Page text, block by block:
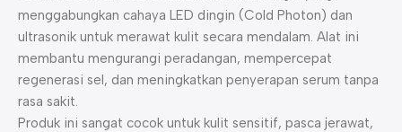
menggabungkan cahaya LED dingin (Cold Photon) dan
ultrasonik untuk merawat kulit secara mendalam. Alat ini
membantu mengurangi peradangan, mempercepat
regenerasi sel, dan meningkatkan penyerapan serum tanpa
rasa sakit.
Produk ini sangat cocok untuk kulit sensitif, pasca jerawat,